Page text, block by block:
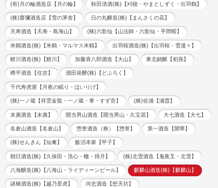
(有)月の輪酒造店【月の輪】 秋田清酒(株)【刈穂・やまとしずく・出羽鶴】
(株)齋彌酒造店【雪の茅舎】 日の丸醸造(株)【まんさくの花】
天寿酒造【天寿・鳥海山】 (株)六歌仙【山法師・六歌仙・手間暇】
米鶴酒造(株)【米鶴・マルマス米鶴】 出羽桜酒造(株)【出羽桜・雪漫々】
鯉川酒造(株)【鯉川】 加藤喜八郎酒造【大山】 東北銘醸【初孫】
樽平酒造【住吉】 酒田発酵(株)【どぶろく】
千代寿虎屋【月夜の眠り・ほいりげ】
(株)一ノ蔵【祥雲金龍・一ノ蔵・掌・すず音】 (株)佐浦【浦霞】
末廣酒造【末廣】 開当男山酒造【開当男山・久宝居】 大七酒造【大七】
名倉山酒造【名倉山】 惣誉酒造（株）【惣誉】 第一酒造【開華】
(株)せんきん【仙禽】 飯沼本家【甲子】
朝日酒造(株)【久保田・洗心・轍・得月】 (株)北雪酒造【鬼夜叉・北雪】
八海醸造(株)【八海山・ライディーンビール】 麒麟山酒造(株)【麒麟山】
諸橋酒造(株)【越乃景虎】 河忠酒造【想天坊】